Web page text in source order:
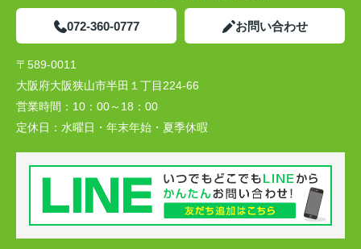
072-360-0777 お問い合わせ
〒589-0011
大阪府大阪狭山市半田１丁目224-66
営業時間： 10：00～18：00
定休日： 水曜日・年末年始・夏季休暇